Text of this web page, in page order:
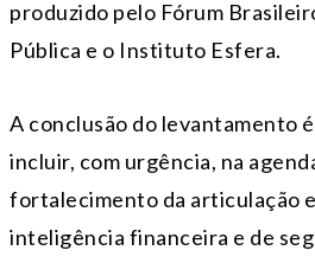
produzido pelo Fórum
Pública e o Instituto Esfera.
A conclusão do levantamento
incluir, com urgência, na
fortalecimento da articulação
inteligência financeira e de